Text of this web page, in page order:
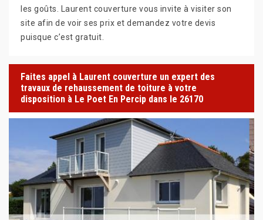
les goûts. Laurent couverture vous invite à visiter son
site afin de voir ses prix et demandez votre devis
puisque c’est gratuit.
Faites appel à Laurent couverture un expert des
travaux de rehaussement de toiture à votre
disposition à Le Poet En Percip dans le 26170